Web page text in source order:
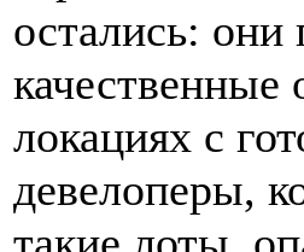
остались: они
локациях с
девелоперы,